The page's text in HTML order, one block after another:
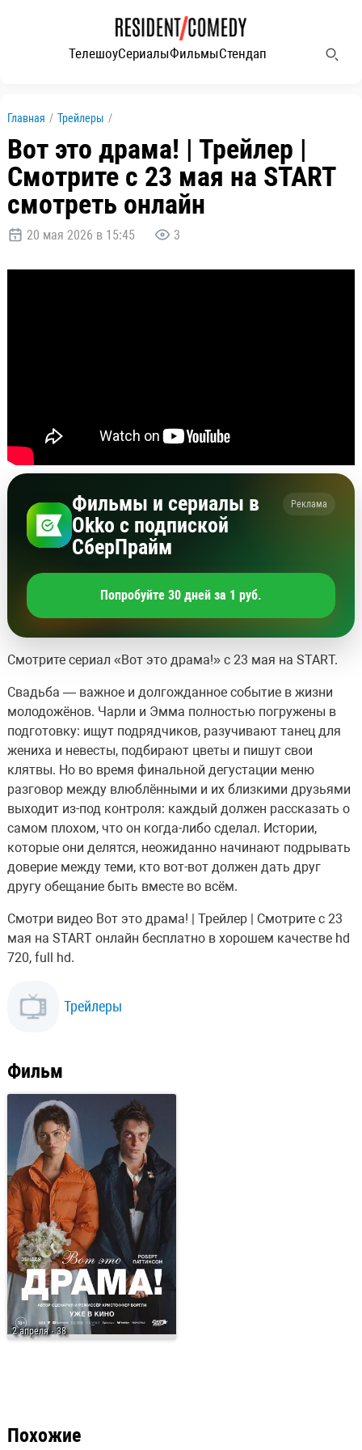
ТелешоуСериалыФильмыСтендап
Главная / Трейлеры /
Вот это драма! | Трейлер |
Смотрите с 23 мая на START
смотреть онлайн
20 мая 2026 в 15:45 3
Фильмы и сериалы в
Okko с подпиской
СберПрайм
Реклама
Попробуйте 30 дней за 1 руб.
Смотрите сериал «Вот это драма!» с 23 мая на START.
Свадьба — важное и долгожданное событие в жизни
молодожёнов. Чарли и Эмма полностью погружены в
подготовку: ищут подрядчиков, разучивают танец для
жениха и невесты, подбирают цветы и пишут свои
клятвы. Но во время финальной дегустации меню
разговор между влюблёнными и их близкими друзьями
выходит из-под контроля: каждый должен рассказать о
самом плохом, что он когда-либо сделал. Истории,
которые они делятся, неожиданно начинают подрывать
доверие между теми, кто вот-вот должен дать друг
другу обещание быть вместе во всём.
Смотри видео Вот это драма! | Трейлер | Смотрите с 23
мая на START онлайн бесплатно в хорошем качестве hd
720, full hd.
Трейлеры
Фильм
2 апреля· 38
Похожие